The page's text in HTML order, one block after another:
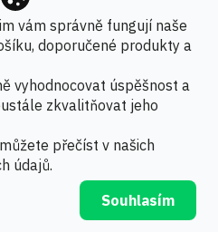
vám správně fungují naše
doporučené produkty a
vyhodnocovat úspěšnost a
zkvalitňovat jeho
přečíst v našich
údajů.
Souhlasím
platby
vyhrazena.